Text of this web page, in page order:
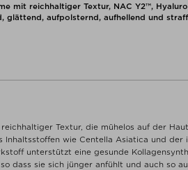
mit reichhaltiger Textur, NAC Y2™,
glättend, aufpolsternd, aufhellend und
Textur, die mühelos auf der
Inhaltsstoffen wie Centella Asiatica und
unterstützt eine gesunde
dass sie sich jünger anfühlt und auch so